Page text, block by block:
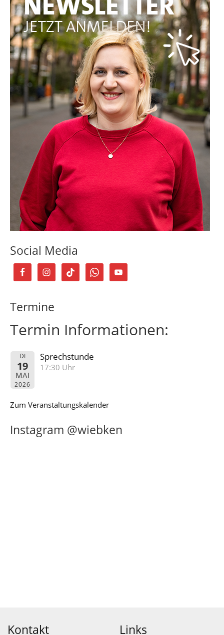
Social Media
Termine
Termin Informationen:
DI
19
MAI
2026
Sprechstunde
17:30 Uhr
Zum Veranstaltungskalender
Instagram @wiebken
Kontakt Links